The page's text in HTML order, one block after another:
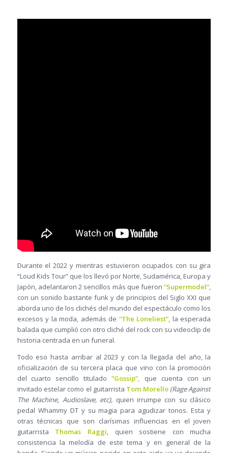
Durante el 2022 y mientras estuvieron ocupados con su gira
“Loud Kids Tour” que los llevó por Norte, Sudamérica, Europa y
Japón, adelantaron 2 sencillos más que fueron“Supermodel”,
con un sonido bastante funk y de principios del Siglo XXI que
aborda uno de los clichés del mundo del espectáculo como los
excesos y la moda, además de “The Loneliest”, la esperada
balada que cumplió con otro cliché del rock con su videoclip de
historia centrada en un funeral.
Todo eso hasta arribar al 2023 y con la llegada del año, la
oficialización de su tercera placa que vino con la promoción
del cuarto sencillo titulado “Gossip”,
que cuenta con un
invitado estelar como el guitarrista Tom Morello (Rage Against
The Machine, Audioslave, etc), quien irrumpe con su clásico
pedal Whammy DT y su magia para agudizar tonos. Esta y
otras técnicas que son clarísimas influencias en el joven
guitarrista Thomas Raggi , quien sostiene con mucha
consistencia la melodía de este tema y en general de la